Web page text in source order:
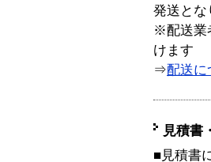
発送とな
※配送業
けます
⇒配送に
見積書
■見積書